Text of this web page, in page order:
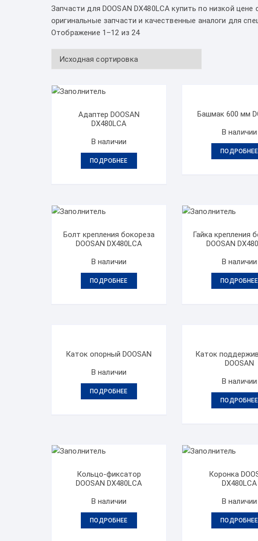
Запчасти для DOOSAN DX480LCA купить по низкой
оригинальные запчасти и качественные аналоги для
Отображение 1–12 из 24
Адаптер DOOSAN
DX480LCA
В наличии
ПОДРОБНЕЕ
Башмак 600 мм
В наличии
ПОДРОБНЕЕ
Болт крепления бокореза
DOOSAN DX480LCA
В наличии
ПОДРОБНЕЕ
Гайка крепления
DOOSAN
В наличии
ПОДРОБНЕЕ
Каток опорный DOOSAN
В наличии
ПОДРОБНЕЕ
Каток
DOOSAN
В наличии
ПОДРОБНЕЕ
Кольцо-фиксатор
DOOSAN DX480LCA
В наличии
ПОДРОБНЕЕ
Коронка
DX480LCA
В наличии
ПОДРОБНЕЕ